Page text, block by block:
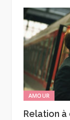
AMOUR
Relation